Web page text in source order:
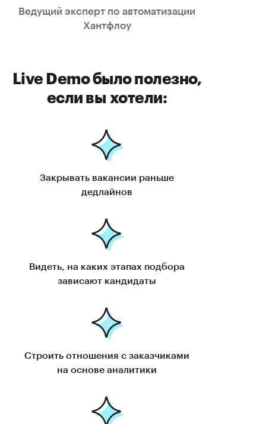
Ведущий эксперт по автоматизации
Хантфлоу
Live Demo было полезно,
если вы хотели:
Закрывать вакансии раньше
дедлайнов
Видеть, на каких этапах подбора
зависают кандидаты
Строить отношения с заказчиками
на основе аналитики